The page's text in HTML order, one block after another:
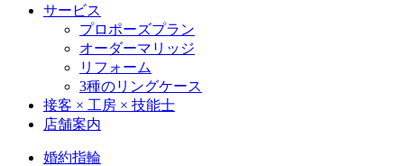
サービス
プロポーズプラン
オーダーマリッジ
リフォーム
3種のリングケース
接客 × 工房 × 技能士
店舗案内
婚約指輪